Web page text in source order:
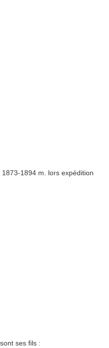
1873-1894 m. lors expédition
ses fils :